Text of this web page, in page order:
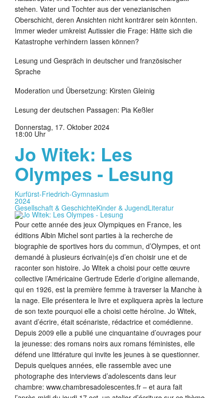
stehen. Vater und Tochter aus der venezianischen
Oberschicht, deren Ansichten nicht konträrer sein könnten.
Immer wieder umkreist Autissier die Frage: Hätte sich die
Katastrophe verhindern lassen können?
Lesung und Gespräch in deutscher und französischer
Sprache
Moderation und Übersetzung: Kirsten Gleinig
Lesung der deutschen Passagen: Pia Keßler
Donnerstag, 17. Oktober 2024
18:00 Uhr
Jo Witek: Les
Olympes - Lesung
Kurfürst-Friedrich-Gymnasium
2024
Gesellschaft & GeschichteKinder & JugendLiteratur
Pour cette année des jeux Olympiques en France, les
éditions Albin Michel sont parties à la recherche de
biographie de sportives hors du commun, d’Olympes, et ont
demandé à plusieurs écrivain(e)s d’en choisir une et de
raconter son histoire. Jo Witek a choisi pour cette œuvre
collective l’Américaine Gertrude Ederle d’origine allemande,
qui en 1926, est la première femme à traverser la Manche à
la nage. Elle présentera le livre et expliquera après la lecture
de son texte pourquoi elle a choisi cette héroïne. Jo Witek,
avant d’écrire, était scénariste, rédactrice et comédienne.
Depuis 2009 elle a publié une cinquantaine d’ouvrages pour
la jeunesse: des romans noirs aux romans féministes, elle
défend une littérature qui invite les jeunes à se questionner.
Depuis quelques années, elle rassemble avec une
photographe des interviews d’adolescents dans leur
chambre: www.chambresadolescentes.fr – et aura fait